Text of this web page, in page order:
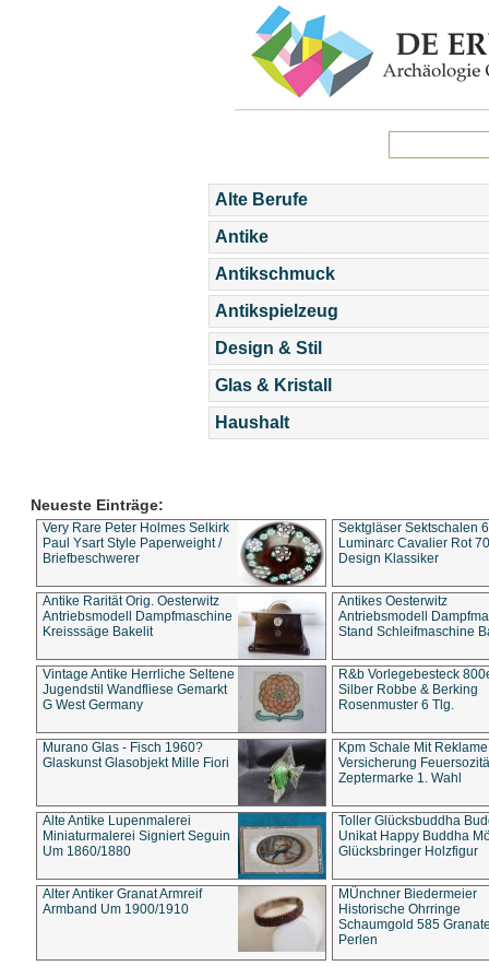
Alte Berufe
Antike
Antikschmuck
Antikspielzeug
Design & Stil
Glas & Kristall
Haushalt
Neueste Einträge:
Very Rare Peter Holmes Selkirk
Paul Ysart Style Paperweight /
Briefbeschwerer
Sektgläser Sektschalen
Luminarc Cavalier Rot
Design Klassiker
Antike Rarität Orig. Oesterwitz
Antriebsmodell Dampfmaschine
Kreisssäge Bakelit
Antikes Oesterwitz
Antriebsmodell
Stand Schleifmaschine
Vintage Antike Herrliche Seltene
Jugendstil Wandfliese Gemarkt
G West Germany
R&b Vorlegebesteck
Silber Robbe & Berking
Rosenmuster 6 Tlg.
Murano Glas - Fisch 1960?
Glaskunst Glasobjekt Mille Fiori
Kpm Schale Mit Reklame
Versicherung
Zeptermarke 1. Wahl
Alte Antike Lupenmalerei
Miniaturmalerei Signiert Seguin
Um 1860/1880
Toller Glücksbuddha
Unikat Happy Buddha
Glücksbringer Holzfigur
Alter Antiker Granat Armreif
Armband Um 1900/1910
MÜnchner Biedermeier
Historische Ohrringe
Schaumgold 585
Perlen